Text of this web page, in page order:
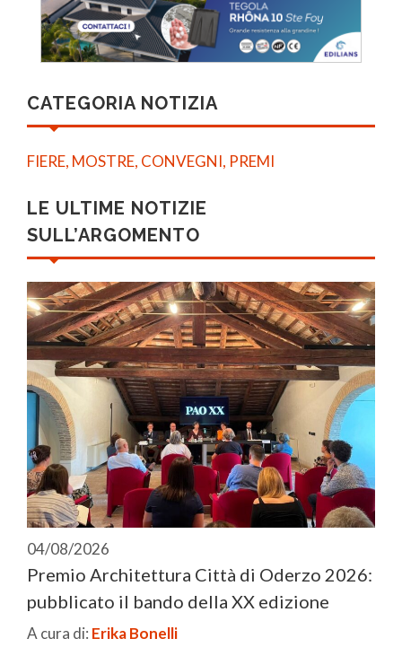
CATEGORIA NOTIZIA
FIERE, MOSTRE, CONVEGNI, PREMI
LE ULTIME NOTIZIE
SULL’ARGOMENTO
04/08/2026
Premio Architettura Città di Oderzo 2026:
pubblicato il bando della XX edizione
A cura di: Erika Bonelli